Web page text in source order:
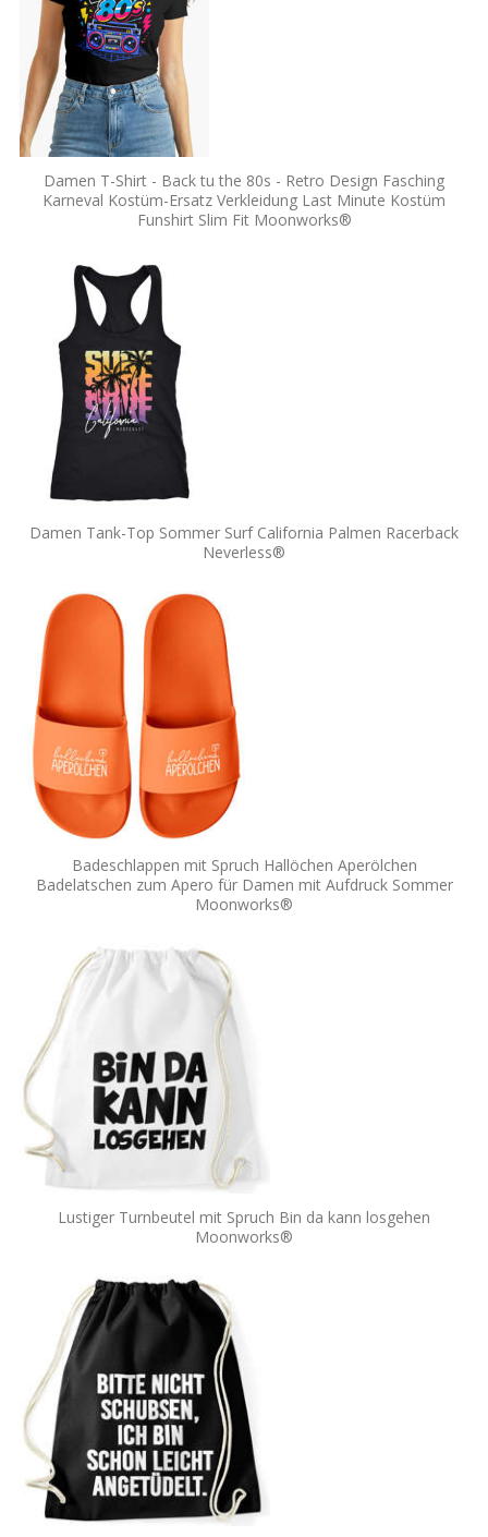
Damen T-Shirt - Back tu the 80s - Retro Design Fasching
Karneval Kostüm-Ersatz Verkleidung Last Minute Kostüm
Funshirt Slim Fit Moonworks®
Damen Tank-Top Sommer Surf California Palmen Racerback
Neverless®
Badeschlappen mit Spruch Hallöchen Aperölchen
Badelatschen zum Apero für Damen mit Aufdruck Sommer
Moonworks®
Lustiger Turnbeutel mit Spruch Bin da kann losgehen
Moonworks®